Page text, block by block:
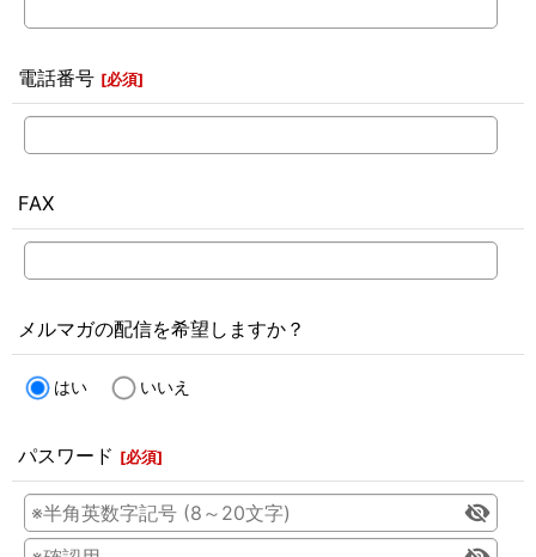
電話番号 [必須]
FAX
メルマガの配信を希望しますか？
はい いいえ
パスワード [必須]